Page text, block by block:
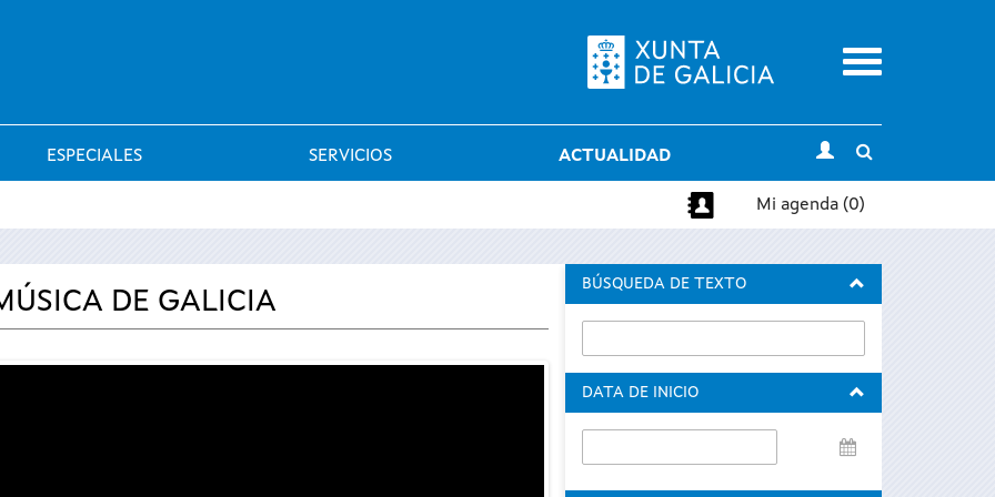
Menu
ESPECIALES SERVICIOS ACTUALIDAD
search
Mi agenda (0)
DE GALICIA
BÚSQUEDA DE TEXTO
DATA DE INICIO
de